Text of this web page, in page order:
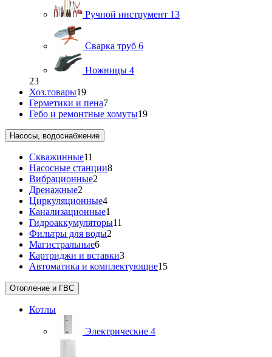
Ручной инструмент 13
Сварка труб 6
Ножницы 4
23
Хоз.товары19
Герметики и пена7
Гебо и ремонтные хомуты19
Насосы, водоснабжение
Скважинные11
Насосные станции8
Вибрационные2
Дренажные2
Циркуляционные4
Канализационные1
Гидроаккумуляторы11
Фильтры для воды2
Магистральные6
Картриджи и вставки3
Автоматика и комплектующие15
Отопление и ГВС
Котлы
Электрические 4